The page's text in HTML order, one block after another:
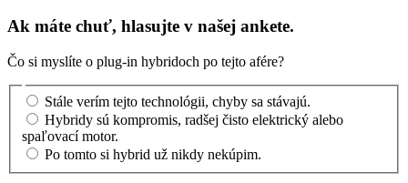
Ak máte chuť, hlasujte v našej ankete.
Čo si myslíte o plug-in hybridoch po tejto afére?
Stále verím tejto technológii, chyby sa stávajú.
Hybridy sú kompromis, radšej čisto elektrický alebo
spaľovací motor.
Po tomto si hybrid už nikdy nekúpim.